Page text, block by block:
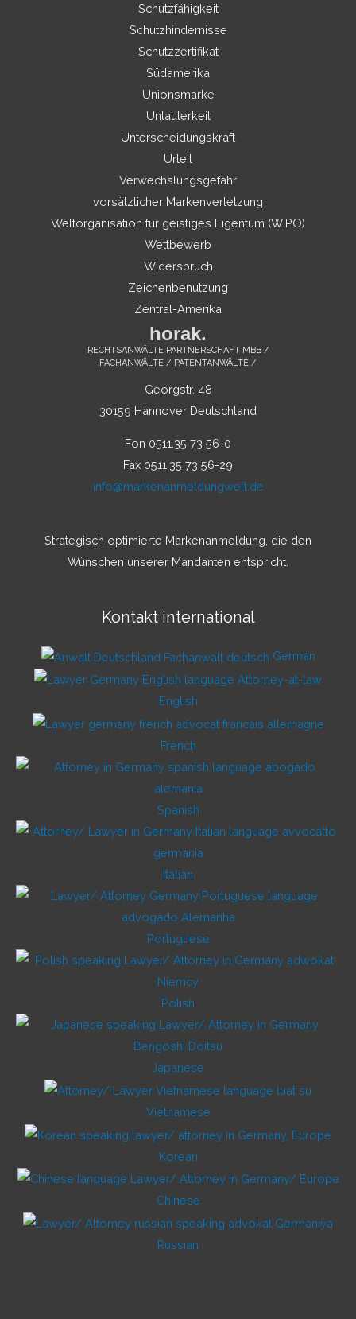
Schutzfähigkeit
Schutzhindernisse
Schutzzertifikat
Südamerika
Unionsmarke
Unlauterkeit
Unterscheidungskraft
Urteil
Verwechslungsgefahr
vorsätzlicher Markenverletzung
Weltorganisation für geistiges Eigentum (WIPO)
Wettbewerb
Widerspruch
Zeichenbenutzung
Zentral-Amerika
horak.
RECHTSANWÄLTE PARTNERSCHAFT MBB /
FACHANWÄLTE / PATENTANWÄLTE /
Georgstr. 48
30159 Hannover Deutschland
Fon 0511.35 73 56-0
Fax 0511.35 73 56-29
info@markenanmeldungwelt.de
Strategisch optimierte Markenanmeldung, die den
Wünschen unserer Mandanten entspricht.
Kontakt international
German
English
French
Spanish
Italian
Portuguese
Polish
Japanese
Vietnamese
Korean
Chinese
Russian